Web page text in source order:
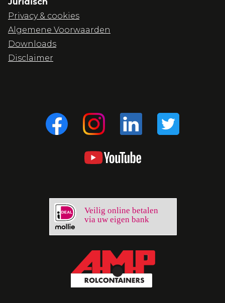
Privacy & cookies
Algemene Voorwaarden
Downloads
Disclaimer
Veilig online betalen
via uw eigen bank